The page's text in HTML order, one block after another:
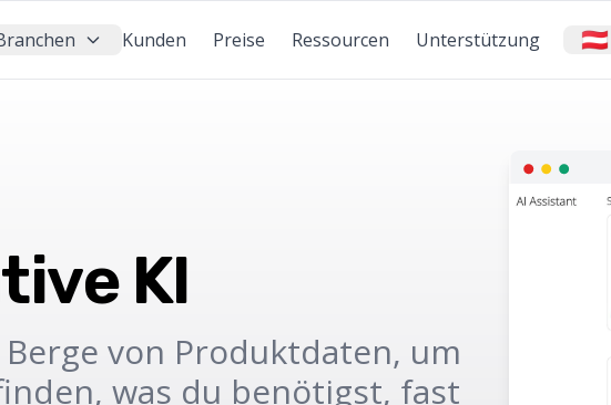
🇦🇹
Kunden Preise Ressourcen Unterstützung
KI
von Produktdaten, um
was du benötigst, fast